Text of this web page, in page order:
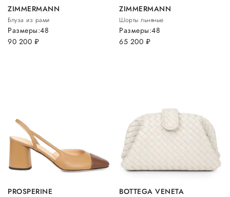
ZIMMERMANN
Блуза из рами
90 200 руб.
Размеры:48
ZIMMERMANN
Шорты льняные
65 200 руб.
Размеры:48
PROSPERINE BOTTEGA VENETA